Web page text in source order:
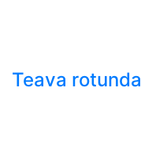
Teava rotunda